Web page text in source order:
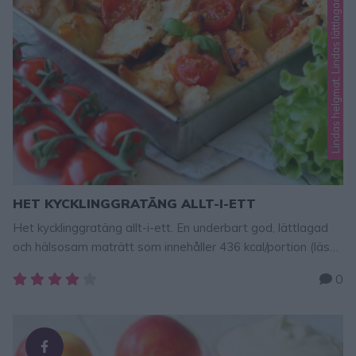
HET KYCKLINGGRATÄNG ALLT-I-ETT
Het kycklinggratäng allt-i-ett. En underbart god, lättlagad
och hälsosam maträtt som innehåller 436 kcal/portion (läs
vardag och fest och portionerna är rejält tilltagna. Om du
Det är så smart att tillaga alla ingredienser; kyckling,
potatis, grönsaker och sås …
0